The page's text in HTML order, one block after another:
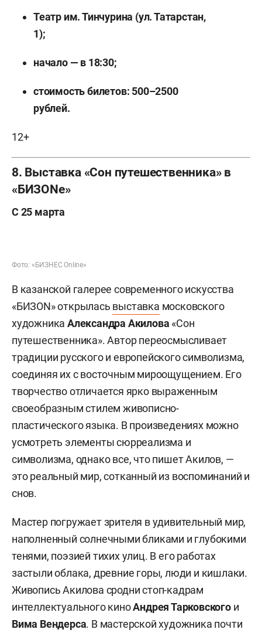
Театр им. Тинчурина (ул. Татарстан,
1);
начало — в 18:30;
стоимость билетов: 500–2500
рублей.
12+
8. Выставка «Сон путешественника» в
«БИЗОNе»
С 25 марта
Фото: «БИЗНЕС Online»
В казанской галерее современного искусства
«БИЗОN» открылась выставка московского
художникаАлександра Акилова «Сон
путешественника». Автор переосмысливает
традиции русского и европейского символизма,
соединяя их с восточным мироощущением. Его
творчество отличается ярко выраженным
своеобразным стилем живописно-
пластического языка. В произведениях можно
усмотреть элементы сюрреализма и
символизма, однако все, что пишет Акилов, —
это реальный мир, сотканный из воспоминаний и
снов.
Мастер погружает зрителя в удивительный мир,
наполненный солнечными бликами и глубокими
тенями, поэзией тихих улиц. В его работах
застыли облака, древние горы, люди и кишлаки.
Живопись Акилова сродни стоп-кадрам
интеллектуального киноАндрея Тарковскогои
Вима Вендерса. В мастерской художника почти